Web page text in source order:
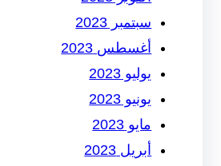
سبتمبر 2023
أغسطس 2023
يوليو 2023
يونيو 2023
مايو 2023
أبريل 2023